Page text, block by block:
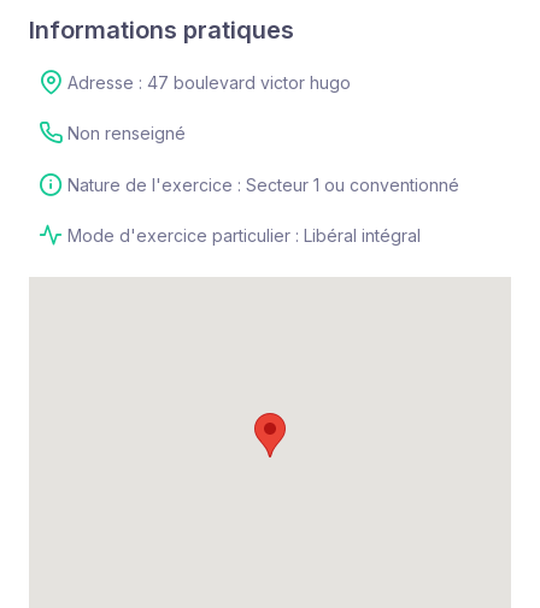
Informations pratiques
Adresse : 47 boulevard victor hugo
Non renseigné
Nature de l'exercice : Secteur 1 ou conventionné
Mode d'exercice particulier : Libéral intégral